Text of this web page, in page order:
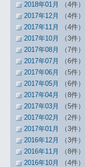
2018年01月
（4件）
2017年12月
（4件）
2017年11月
（4件）
2017年10月
（3件）
2017年08月
（7件）
2017年07月
（6件）
2017年06月
（5件）
2017年05月
（6件）
2017年04月
（8件）
2017年03月
（5件）
2017年02月
（2件）
2017年01月
（3件）
2016年12月
（3件）
2016年11月
（8件）
2016年10月
（4件）